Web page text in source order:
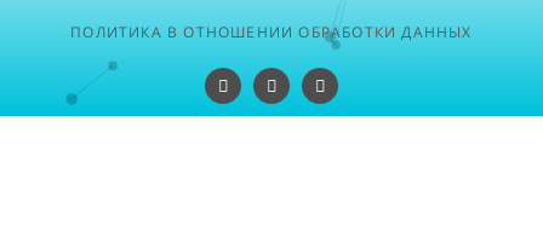
ПОЛИТИКА В ОТНОШЕНИИ ОБРАБОТКИ ДАННЫХ